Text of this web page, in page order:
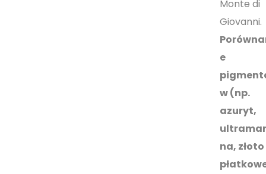
Monte di
Giovanni.
e
w (np.
azuryt,
na, złoto